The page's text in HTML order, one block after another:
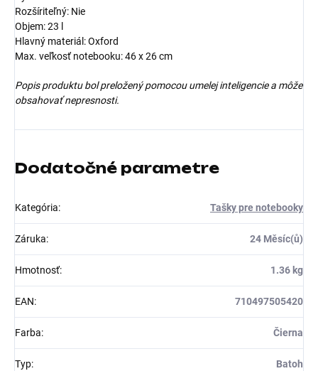
Rozšíriteľný: Nie
Objem: 23 l
Hlavný materiál: Oxford
Max. veľkosť notebooku: 46 x 26 cm
Popis produktu bol preložený pomocou umelej inteligencie a môže
obsahovať nepresnosti.
Dodatočné parametre
Kategória: Tašky pre notebooky
Záruka: 24 Měsíc(ů)
Hmotnosť: 1.36 kg
EAN: 710497505420
Farba: Čierna
Typ: Batoh